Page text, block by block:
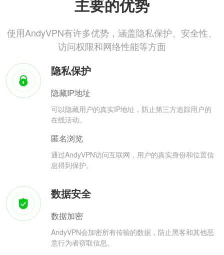
主要的优势
使用AndyVPN有许多优势，涵盖隐私保护、安全性、
访问权限和网络性能等方面
隐私保护
隐藏IP地址
可以隐藏用户的真实IP地址，防止第三方追踪用户的
在线活动。
匿名浏览
通过AndyVPN访问互联网，用户的真实身份和位置信
息得到保护。
数据安全
数据加密
AndyVPN会加密所有传输的数据，防止黑客和其他恶
意行为者窃取信息。